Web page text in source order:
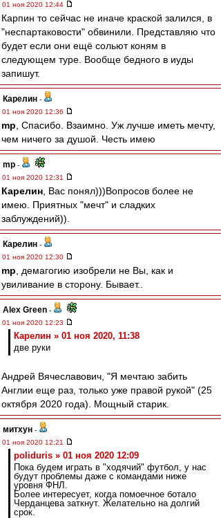
01 ноя 2020 12:44
Карпин то сейчас не иначе краской залился, в
"неспартаковости" обвинили. Представляю что
будет если они ещё сольют коням в
следующем туре. Вообще бедного в иуды
запишут.
Карелин -
01 ноя 2020 12:36
mp , Спасибо. Взаимно. Уж лучше иметь мечту,
чем ничего за душой. Честь имею
mp -
01 ноя 2020 12:31
Карелин , Вас понял)))Вопросов более не
имею. Приятных "мечт" и сладких
заблуждений)).
Карелин -
01 ноя 2020 12:30
mp , демагогию изобрели не Вы, как и
увиливание в сторону. Бывает..
Alex Green -
01 ноя 2020 12:23
Карелин » 01 ноя 2020, 11:38
две руки
Андрей Вячеславович, "Я мечтаю забить
Англии еще раз, только уже правой рукой" (25
октября 2020 года). Мощный старик.
митхун -
01 ноя 2020 12:21
poliduris » 01 ноя 2020 12:09
Пока будем играть в "ходячий" футбол, у нас
будут проблемы даже с командами ниже
уровня ФНЛ.
Более интересует, когда помоечное ботало
Черданцева заткнут. Желательно на долгий
срок.